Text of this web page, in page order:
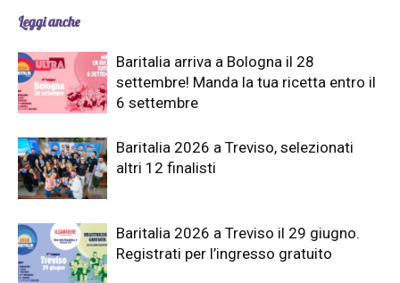
Leggi anche
Baritalia arriva a Bologna il 28
settembre! Manda la tua ricetta entro il
6 settembre
Baritalia 2026 a Treviso, selezionati
altri 12 finalisti
Baritalia 2026 a Treviso il 29 giugno.
Registrati per l’ingresso gratuito